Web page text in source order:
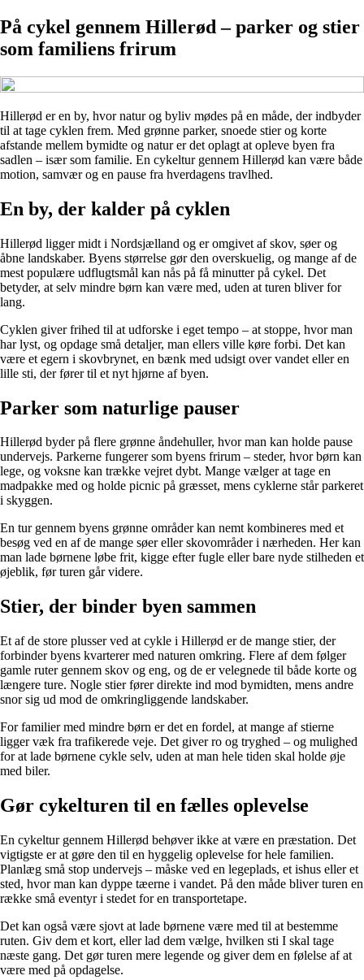
På cykel gennem Hillerød – parker og stier
som familiens frirum
Hillerød er en by, hvor natur og byliv mødes på en måde, der indbyder
til at tage cyklen frem. Med grønne parker, snoede stier og korte
afstande mellem bymidte og natur er det oplagt at opleve byen fra
sadlen – især som familie. En cykeltur gennem Hillerød kan være både
motion, samvær og en pause fra hverdagens travlhed.
En by, der kalder på cyklen
Hillerød ligger midt i Nordsjælland og er omgivet af skov, søer og
åbne landskaber. Byens størrelse gør den overskuelig, og mange af de
mest populære udflugtsmål kan nås på få minutter på cykel. Det
betyder, at selv mindre børn kan være med, uden at turen bliver for
lang.
Cyklen giver frihed til at udforske i eget tempo – at stoppe, hvor man
har lyst, og opdage små detaljer, man ellers ville køre forbi. Det kan
være et egern i skovbrynet, en bænk med udsigt over vandet eller en
lille sti, der fører til et nyt hjørne af byen.
Parker som naturlige pauser
Hillerød byder på flere grønne åndehuller, hvor man kan holde pause
undervejs. Parkerne fungerer som byens frirum – steder, hvor børn kan
lege, og voksne kan trække vejret dybt. Mange vælger at tage en
madpakke med og holde picnic på græsset, mens cyklerne står parkeret
i skyggen.
En tur gennem byens grønne områder kan nemt kombineres med et
besøg ved en af de mange søer eller skovområder i nærheden. Her kan
man lade børnene løbe frit, kigge efter fugle eller bare nyde stilheden et
øjeblik, før turen går videre.
Stier, der binder byen sammen
Et af de store plusser ved at cykle i Hillerød er de mange stier, der
forbinder byens kvarterer med naturen omkring. Flere af dem følger
gamle ruter gennem skov og eng, og de er velegnede til både korte og
længere ture. Nogle stier fører direkte ind mod bymidten, mens andre
snor sig ud mod de omkringliggende landskaber.
For familier med mindre børn er det en fordel, at mange af stierne
ligger væk fra trafikerede veje. Det giver ro og tryghed – og mulighed
for at lade børnene cykle selv, uden at man hele tiden skal holde øje
med biler.
Gør cykelturen til en fælles oplevelse
En cykeltur gennem Hillerød behøver ikke at være en præstation. Det
vigtigste er at gøre den til en hyggelig oplevelse for hele familien.
Planlæg små stop undervejs – måske ved en legeplads, et ishus eller et
sted, hvor man kan dyppe tæerne i vandet. På den måde bliver turen en
række små eventyr i stedet for en transportetape.
Det kan også være sjovt at lade børnene være med til at bestemme
ruten. Giv dem et kort, eller lad dem vælge, hvilken sti I skal tage
næste gang. Det gør turen mere legende og giver dem en følelse af at
være med på opdagelse.